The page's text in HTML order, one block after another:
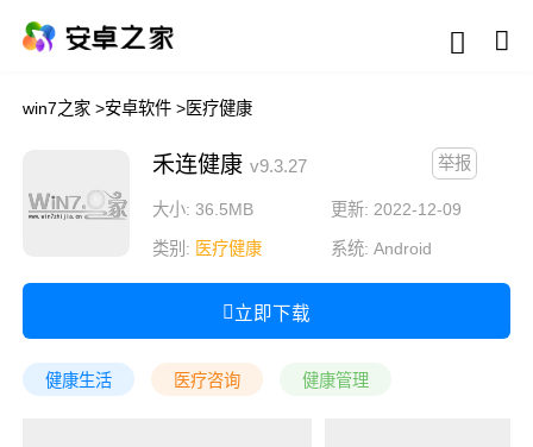
win7之家 >安卓软件 >医疗健康
禾连健康 v9.3.27 举报
大小: 36.5MB 更新: 2022-12-09
类别: 医疗健康 系统:Android
立即下载
健康生活 医疗咨询 健康管理